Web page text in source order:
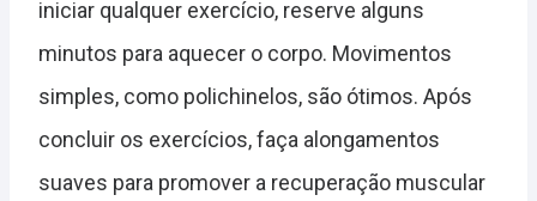
iniciar qualquer exercício, reserve alguns
minutos para aquecer o corpo. Movimentos
simples, como polichinelos, são ótimos. Após
concluir os exercícios, faça alongamentos
suaves para promover a recuperação muscular